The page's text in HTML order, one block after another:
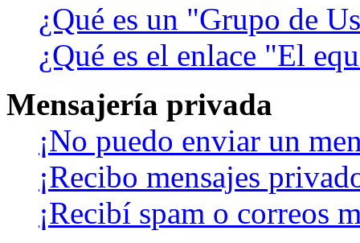
¿Qué es un "Grupo de
¿Qué es el enlace "El
Mensajería privada
¡No puedo enviar un
¡Recibo mensajes
¡Recibí spam o correos